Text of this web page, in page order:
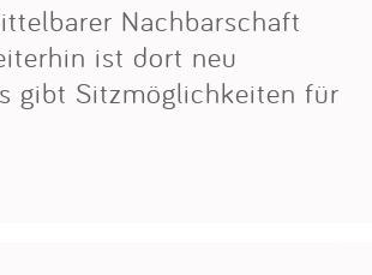
Nachbarschaft
ist dort neu
gibt Sitzmöglichkeiten für